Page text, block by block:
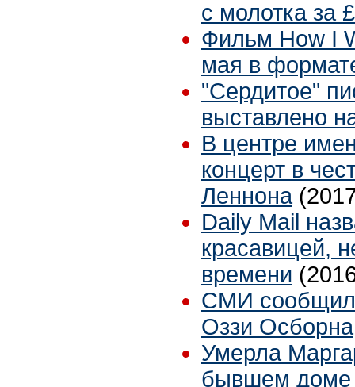
с молотка за
Фильм How I
мая в
"Сердитое"
выставлено
В центре
концерт в
Леннона
Daily Mail
красавицей,
времени
СМИ
Оззи Осборна
Умерла
бывшем доме